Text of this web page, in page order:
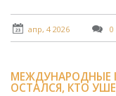
апр, 4 2026 0
МЕЖДУНАРОДНЫЕ
ОСТАЛСЯ, КТО